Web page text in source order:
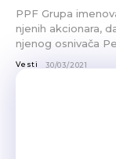
PPF Grupa
njenih akcionara,
njenog osnivača
Vesti 30/03/2021